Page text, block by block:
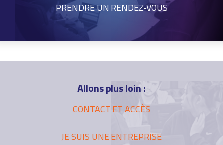
PRENDRE UN RENDEZ-VOUS
Allons plus loin :
CONTACT ET ACCÈS
JE SUIS UNE ENTREPRISE